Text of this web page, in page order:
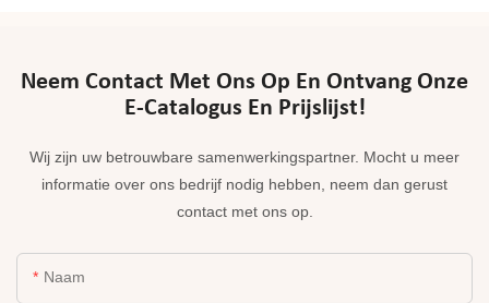
Neem Contact Met Ons Op En Ontvang Onze
E-Catalogus En Prijslijst!
Wij zijn uw betrouwbare samenwerkingspartner. Mocht u meer
informatie over ons bedrijf nodig hebben, neem dan gerust
contact met ons op.
Naam